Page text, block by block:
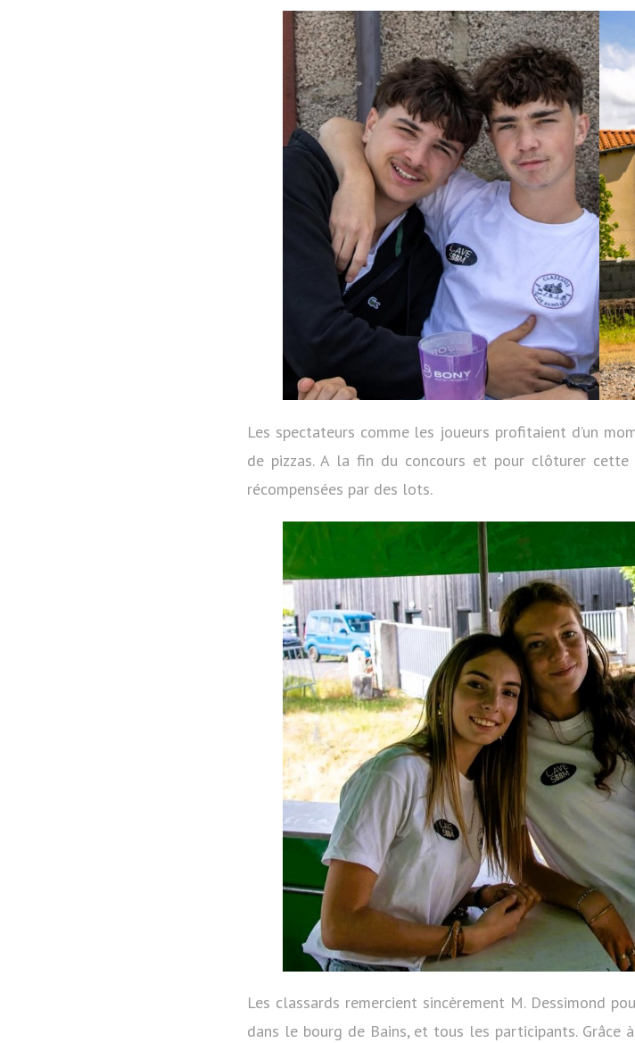
Les spectateurs comme les joueurs profitaient d’un
de pizzas. A la fin du concours et pour clôturer
récompensées par des lots.
Les classards remercient sincèrement M. Dessimond
dans le bourg de Bains, et tous les participants.